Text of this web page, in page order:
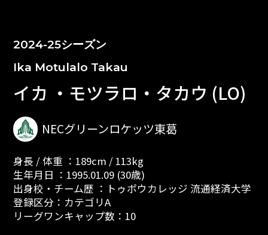
2024-25シーズン
Ika Motulalo Takau
イカ ・モツラロ・タカウ (LO)
NECグリーンロケッツ東葛
身長 / 体重 ：189cm / 113kg
生年月日 ：1995.01.09 (30歳)
出身校・チーム歴 ：トゥポウカレッジ 流通経済大学
登録区分：カテゴリA
リーグワンキャップ数：10